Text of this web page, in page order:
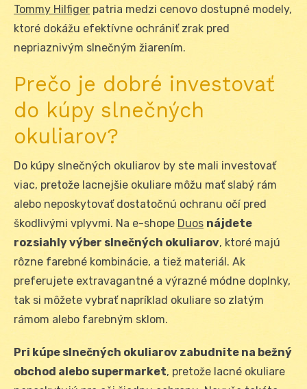
Tommy Hilfiger patria medzi cenovo dostupné modely,
ktoré dokážu efektívne ochrániť zrak pred
nepriaznivým slnečným žiarením.
Prečo je dobré investovať
do kúpy slnečných
okuliarov?
Do kúpy slnečných okuliarov by ste mali investovať
viac, pretože lacnejšie okuliare môžu mať slabý rám
alebo neposkytovať dostatočnú ochranu očí pred
škodlivými vplyvmi. Na e-shope Duos nájdete
rozsiahly výber slnečných okuliarov, ktoré majú
rôzne farebné kombinácie, a tiež materiál. Ak
preferujete extravagantné a výrazné módne doplnky,
tak si môžete vybrať napríklad okuliare so zlatým
rámom alebo farebným sklom.
Pri kúpe slnečných okuliarov zabudnite na bežný
obchod alebo supermarket, pretože lacné okuliare